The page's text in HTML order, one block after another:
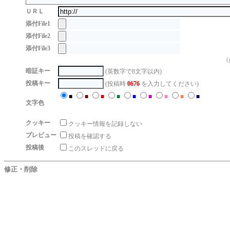
ＵＲＬ
添付File1
添付File2
添付File3
暗証キー
(英数字で8文字以内)
投稿キー
(投稿時 0676 を入力してください)
文字色
■ ■ ■ ■ ■ ■ ■ ■ ■
クッキー
クッキー情報を記録しない
プレビュー
投稿を確認する
投稿後
このスレッドに戻る
修正・削除